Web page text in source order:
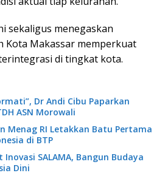
sekaligus menegaskan
Kota Makassar memperkuat
di tingkat kota.
Dr Andi Cibu Paparkan
ASN Morowali
Menag RI Letakkan Batu Pertama
di BTP
Inovasi SALAMA, Bangun Budaya
Dini